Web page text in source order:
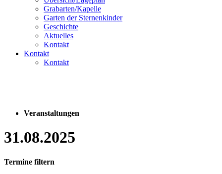
Grabarten/Kapelle
Garten der Sternenkinder
Geschichte
Aktuelles
Kontakt
Kontakt
Kontakt
Veranstaltungen
31.08.2025
Termine filtern